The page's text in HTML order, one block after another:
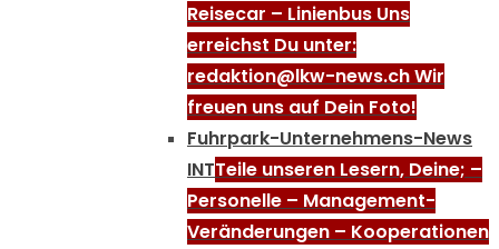
Reisecar – Linienbus Uns
erreichst Du unter:
redaktion@lkw-news.ch Wir
freuen uns auf Dein Foto!
Fuhrpark-Unternehmens-News
INTTeile unseren Lesern, Deine; –
Personelle – Management-
Veränderungen – Kooperationen